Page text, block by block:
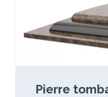
Pierre